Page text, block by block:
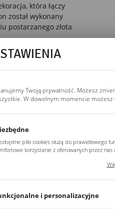
która łączy
został wykonany
postarzanego złota
idealnie komponują
industrialnym.
wprowadzi
dekoracji
salonu, sypialni,
Z
Twoją prywatność. Możesz
W dowolnym momencie możesz
pliki cookies służą do prawidłowego
korzystanie z oferowanych przez nas
ustawień preferencji prywatności,
i personalizacyjne